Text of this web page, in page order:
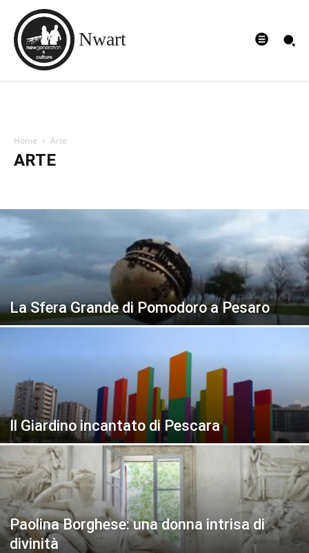
Nwart
Home Arte
ARTE
La Sfera Grande di Pomodoro a Pesaro
Il Giardino incantato di Pescara
Paolina Borghese: una donna intrisa di
divinità